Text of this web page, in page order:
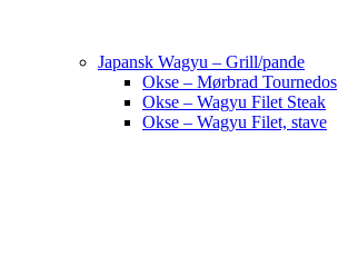
Japansk Wagyu – Grill/pande
Okse – Mørbrad Tournedos
Okse – Wagyu Filet Steak
Okse – Wagyu Filet, stave